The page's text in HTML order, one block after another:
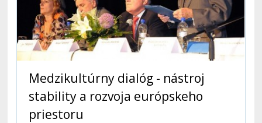
Medzikultúrny dialóg - nástroj
stability a rozvoja európskeho
priestoru